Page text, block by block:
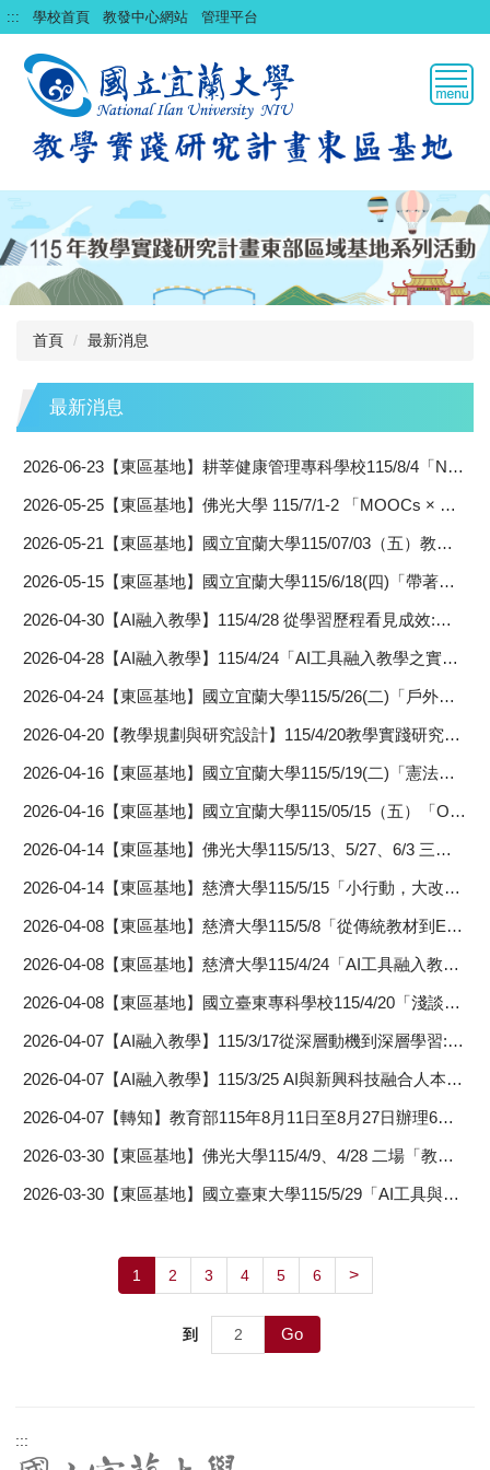
跳
到
主
::: 學校首頁 教發中心網站 管理平台
首頁 最新消息
最新消息
2026-06-23 【東區基地】耕莘健康管理專科學校115/8/4「Notebooklm 融入教學及研究」
2026-05-25 【東區基地】佛光大學 115/7/1-2 「MOOCs × 混成教學 × 教學實踐研究：從實作到證據：如何設計與評估超過課堂的學習成效」工作坊
2026-05-21 【東區基地】國立宜蘭大學115/07/03（五）教學實踐論壇：從轉型正義到社會情緒學習
2026-05-15 【東區基地】國立宜蘭大學115/6/18(四)「帶著性別的眼睛去旅行－照片敘事融入性別與觀光跨域課程之教學實踐」
2026-04-30 【AI融入教學】115/4/28 從學習歷程看見成效:生成式AI輔助下的ESG創新創業教學經驗
2026-04-28 【AI融入教學】115/4/24「AI工具融入教學之實務應用」
2026-04-24 【東區基地】國立宜蘭大學115/5/26(二)「戶外海洋體驗與體育課程跨域結合的理念與實務運作經驗之分享」
2026-04-20 【教學規劃與研究設計】115/4/20教學實踐研究計畫-生計農科學門績優計畫交流論壇
2026-04-16 【東區基地】國立宜蘭大學115/5/19(二)「憲法案例與PBL整合於人權課程的嘗試」
2026-04-16 【東區基地】國立宜蘭大學115/05/15（五）「OBE課程評量設計與評估工具實作」工作坊
2026-04-14 【東區基地】佛光大學115/5/13、5/27、6/3 三場「教師知能線上研習」
2026-04-14 【東區基地】慈濟大學115/5/15「小行動，大改變：社會情緒學習在大學教育中的實踐探究」
2026-04-08 【東區基地】慈濟大學115/5/8「從傳統教材到EMI課程：數位教材設計與轉化實務」
2026-04-08 【東區基地】慈濟大學115/4/24「AI工具融入教學之實務應用」
2026-04-08 【東區基地】國立臺東專科學校115/4/20「淺談生成式AI－生成式AI在創作上的運用與發展」
2026-04-07 【AI融入教學】115/3/17從深層動機到深層學習:生成式AI在多元知識觀下的教學轉譯。
2026-04-07 【AI融入教學】115/3/25 AI與新興科技融合人本設計的STEAM創新教學
2026-04-07 【轉知】教育部115年8月11日至8月27日辦理6場「114年度教學實踐研究計畫學門成果交流會」
2026-03-30 【東區基地】佛光大學115/4/9、4/28 二場「教師知能線上研習」
2026-03-30 【東區基地】國立臺東大學115/5/29「AI工具與多元評量設計」
1 2 3 4 5 6 >
到 Go
:::